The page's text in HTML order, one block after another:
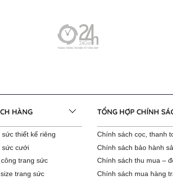
HÀNG
thiết kế riêng
sức cưới
trang sức
trang sức
TỔNG HỢP CHÍNH
Chính sách cọc, thanh
Chính sách bảo hành
Chính sách thu mua –
Chính sách mua hàng